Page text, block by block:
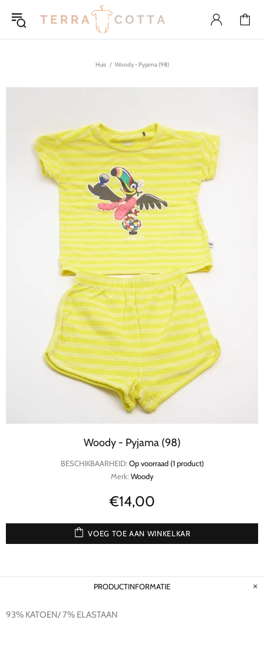
Huis Woody - Pyjama (98)
Woody - Pyjama (98)
BESCHIKBAARHEID: Op voorraad (1 product)
Merk: Woody
€14,00
VOEG TOE AAN WINKELKAR
PRODUCTINFORMATIE
93% KATOEN/ 7% ELASTAAN